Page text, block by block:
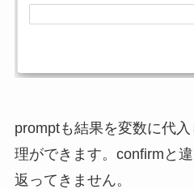
promptも結果を変数に代
理ができます。confirmと
返ってきません。